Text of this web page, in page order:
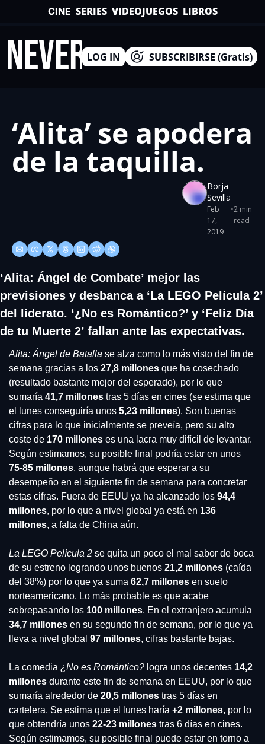
CINE SERIES VIDEOJUEGOS LIBROS
LOG IN SUBSCRIBIRSE (Gratis)
‘Alita’ se apodera
de la taquilla.
Borja
Sevilla
Feb
17,
2019
•2 min
read
‘Alita: Ángel de Combate’ mejor las
previsiones y desbanca a ‘La LEGO Película 2’
del liderato. ‘¿No es Romántico?’ y ‘Feliz Día
de tu Muerte 2’ fallan ante las expectativas.
Alita: Ángel de Batalla se alza como lo más visto del fin de
semana gracias a los 27,8 millones que ha cosechado
(resultado bastante mejor del esperado), por lo que
sumaría 41,7 millones tras 5 días en cines (se estima que
el lunes conseguiría unos 5,23 millones). Son buenas
cifras para lo que inicialmente se preveía, pero su alto
coste de 170 millones es una lacra muy difícil de levantar.
75-85 millones, aunque habrá que esperar a su
desempeño en el siguiente fin de semana para concretar
estas cifras. Fuera de EEUU ya ha alcanzado los 94,4
millones, por lo que a nivel global ya está en 136
millones, a falta de China aún.
La LEGO Película 2 se quita un poco el mal sabor de boca
de su estreno logrando unos buenos 21,2 millones (caída
del 38%) por lo que ya suma 62,7 millones en suelo
norteamericano. Lo más probable es que acabe
sobrepasando los 100 millones
34,7 millones en su segundo fin de semana, por lo que ya
lleva a nivel global 97 millones, cifras bastante bajas.
La comedia ¿No es Romántico? logra unos decentes 14,2
millones durante este fin de semana en EEUU, por lo que
sumaría alrededor de 20,5 millones tras 5 días en
cartelera. Se estima que el lunes haría +2 millones, por lo
que obtendría unos 22-23 millones tras 6 días en cines.
Según estimamos, su posible final puede estar en torno a